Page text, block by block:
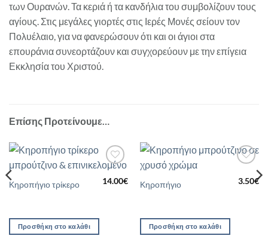
των Ουρανών. Τα κεριά ή τα κανδήλια του συμβολίζουν τους
αγίους. Στις μεγάλες γιορτές στις Ιερές Μονές σείουν τον
Πολυέλαιο, για να φανερώσουν ότι και οι άγιοι στα
επουράνια συνεορτάζουν και συγχορεύουν με την επίγεια
Εκκλησία του Χριστού.
Επίσης Προτείνουμε…
Προσθήκη
στη Λίστα
Κηροπήγιο τρίκερο 14.00€
Προσθήκη στο καλάθι
στη Λίστα
Κηροπήγιο 3.50€
Προσθήκη στο καλάθι